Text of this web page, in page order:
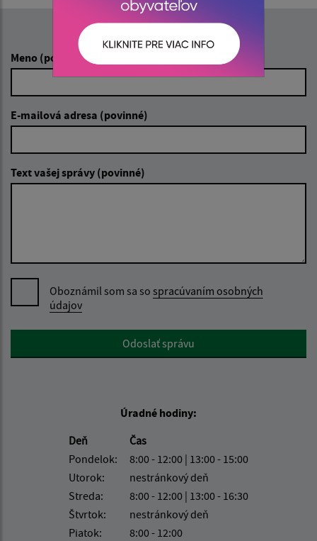
Meno (povinné)
E-mailová adresa (povinné)
Text vašej správy (povinné)
Oboznámil som sa so spracúvaním osobných
údajov
Google reCaptcha ResponseOdoslať správu
Úradné hodiny:
Deň
Čas
Pondelok:
8:00 - 12:00 | 13:00 - 15:00
Utorok:
nestránkový deň
Streda:
8:00 - 12:00 | 13:00 - 16:30
Štvrtok:
nestránkový deň
Piatok:
8:00 - 12:00